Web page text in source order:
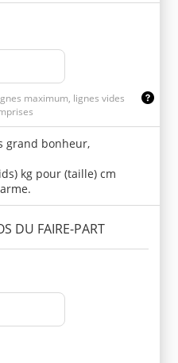
maximum, lignes vides
DU FAIRE-PART